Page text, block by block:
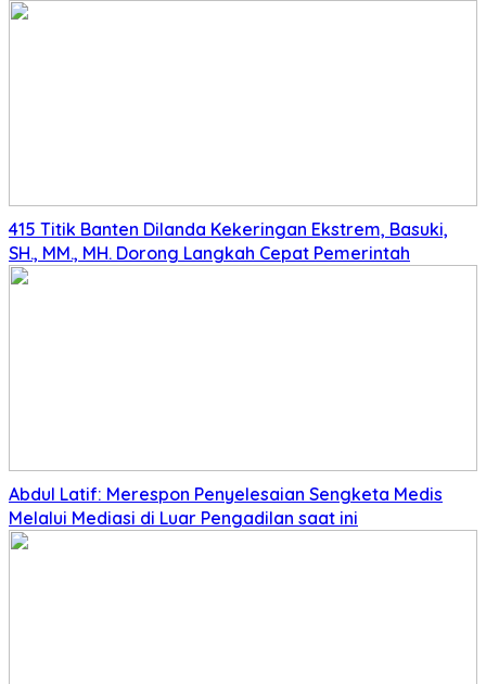
415 Titik Banten Dilanda Kekeringan Ekstrem, Basuki,
SH., MM., MH. Dorong Langkah Cepat Pemerintah
Abdul Latif: Merespon Penyelesaian Sengketa Medis
Melalui Mediasi di Luar Pengadilan saat ini